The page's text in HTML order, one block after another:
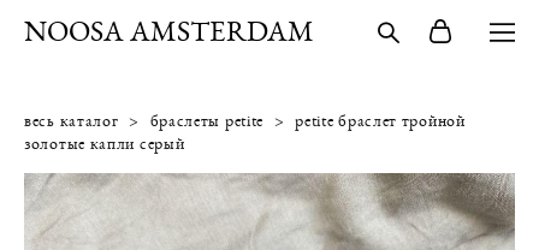
NOOSA AMSTERDAM
весь каталог > браслеты petite >
petite браслет тройной
золотые капли серый